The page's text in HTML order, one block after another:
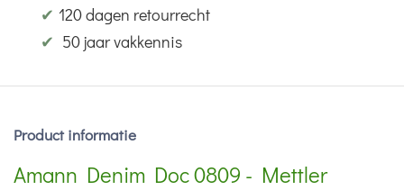
✔ 120 dagen retourrecht
✔ 50 jaar vakkennis
Product informatie
Amann Denim Doc 0809 - Mettler